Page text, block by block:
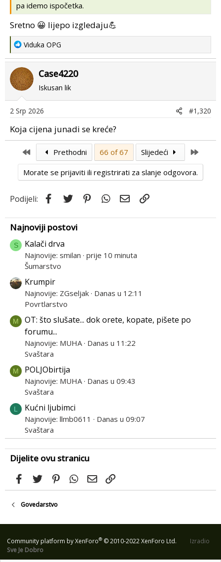
pa idemo ispočetka.
Sretno 😀 lijepo izgledaju💪
R
e
a
c
t
n
s
Viduka OPG
Case4220
Iskusan lik
2 Srp 2026 #1,320
Koja cijena junadi se kreće?
First Prethodni 66 of 67 Slijedeći
Morate se prijaviti ili registrirati za slanje odgovora.
Podijeli: Facebook
Twitter PinterestWhatsApp
Email
Najnoviji postovi
S Kalači drva
Najnovije: smilan prije 10 minuta
Šumarstvo
Krumpir
Najnovije: ZGseljak Danas u 12:11
Povrtlarstvo
M
OT: što slušate... dok orete, kopate, pišete po
forumu...
Najnovije: MUHA Danas u 11:22
Svaštara
M POLJObirtija
Najnovije: MUHA Danas u 09:43
Svaštara
L Kućni ljubimci
Najnovije: llmb0611
Danas u 09:07
Svaštara
Dijelite ovu stranicu
FacebookTwitterPinterestWhatsApp
Email
Govedarstvo
Community platform by XenForo® © 2010-2022 XenForo Ltd.
Izradio
Sve Je Dobro